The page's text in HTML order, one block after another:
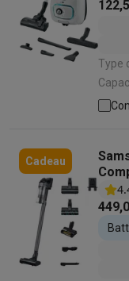
Type de
Cadeau